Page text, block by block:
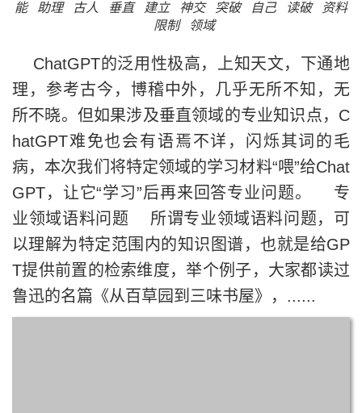
能
助理 古人 垂直 建立 神交 突破 自己 读破
资料
限制
领域
ChatGPT的泛用性极高，上知天文，下通地
理，参考古今，博稽中外，几乎无所不知，无
所不晓。但如果涉及垂直领域的专业知识点，C
hatGPT难免也会有语焉不详，闪烁其词的毛
病，本次我们将特定领域的学习材料“喂”给Chat
GPT，让它“学习”后再来回答专业问题。 专
业领域语料问题 所谓专业领域语料问题，可
以理解为特定范围内的知识图谱，也就是给GP
T提供前置的检索维度，举个例子，大家都读过
鲁迅的名篇《从百草园到三味书屋》，......